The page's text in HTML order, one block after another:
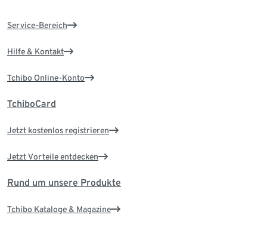
Service-Bereich
Hilfe & Kontakt
Tchibo Online-Konto
TchiboCard
Jetzt kostenlos registrieren
Jetzt Vorteile entdecken
Rund um unsere Produkte
Tchibo Kataloge & Magazine